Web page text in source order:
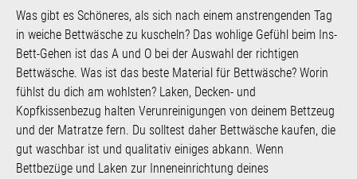
Was gibt es Schöneres, als sich nach einem anstrengenden Tag
in weiche Bettwäsche zu kuscheln? Das wohlige Gefühl beim Ins-
Bett-Gehen ist das A und O bei der Auswahl der richtigen
Bettwäsche. Was ist das beste Material für Bettwäsche? Worin
fühlst du dich am wohlsten? Laken, Decken- und
Kopfkissenbezug halten Verunreinigungen von deinem Bettzeug
und der Matratze fern. Du solltest daher Bettwäsche kaufen, die
gut waschbar ist und qualitativ einiges abkann. Wenn
Bettbezüge und Laken zur Inneneinrichtung deines